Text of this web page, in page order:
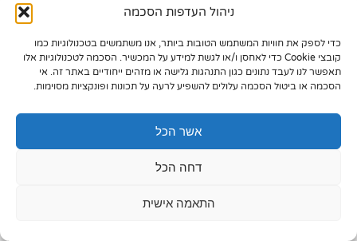
ניהול העדפות הסכמה
כדי לספק את חוויות המשתמש הטובות ביותר, אנו משתמשים בטכנולוגיות כמו
קובצי Cookie כדי לאחסן ו/או לגשת למידע על המכשיר. הסכמה לטכנולוגיות אלו
תאפשר לנו לעבד נתונים כגון התנהגות גלישה או מזהים ייחודיים באתר זה. אי
הסכמה או ביטול הסכמה עלולים להשפיע לרעה על תכונות ופונקציות מסוימות.
אשר הכל
דחה הכל
התאמה אישית
073-7028000
הפלד 7, חולון
info@extra.co.il
לא מדובר יותר בשאלה “כמה לידים קיבלנו”, אלא
איך אנחנו יודעים שהדיגיטל באמת מקדם את פעילות
העסק?
נתונים, אלא בגלל שהם מסתכלים על מדדים שלא
באמת עוזרים לקבל החלטות.